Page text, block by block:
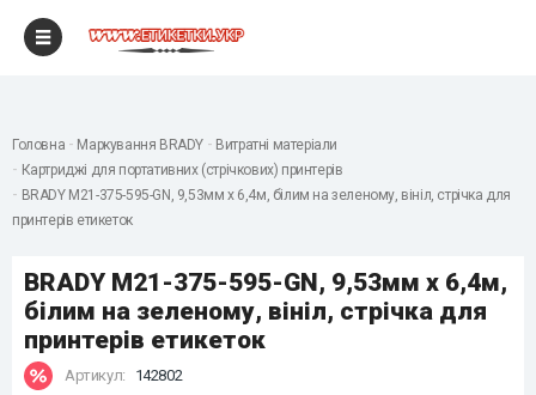
Головна Маркування BRADY
Витратні матеріали
Картриджі для портативних (стрічкових) принтерів
BRADY M21-375-595-GN, 9,53мм х 6,4м, білим на зеленому, вініл, стрічка для
принтерів етикеток
BRADY M21-375-595-GN, 9,53мм х 6,4м,
білим на зеленому, вініл, стрічка для
принтерів етикеток
Артикул: 142802